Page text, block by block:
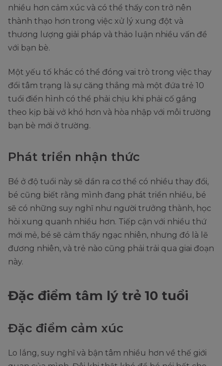
nhiều hơn cảm xúc và có thể thấy con trở nên
thành thạo hơn trong việc xử lý xung đột và
thương lượng giải pháp và thảo luận nhiều vấn đề
với bạn bè.
Một yếu tố khác có thể đóng vai trò trong việc thay
đổi tâm trạng là sự căng thẳng mà một đứa trẻ 10
tuổi điển hình có thể phải chịu khi phải cố gắng
theo kịp bài vở khó hơn và hòa nhập với môi trường
bạn bè mới ở trường.
Phát triển nhận thức
Bé ở độ tuổi này sẽ dần ra cơ thể có nhiều thay đổi,
bé cũng biết rằng mình đang phát triển nhiều, bé
sẽ có những suy nghĩ như người trưởng thành, học
hỏi xung quanh nhiều hơn. Tiếp cận với nhiều thứ
mới mẻ, bé sẽ cảm thấy ngạc nhiên, nhưng đó là lẽ
đương nhiên, và trẻ nào cũng phải trải qua giai đoạn
này.
Đặc điểm tâm lý trẻ 10 tuổi
Đặc điểm cảm xúc
Lo lắng, suy nghĩ và bận tâm nhiều hơn về thế giới